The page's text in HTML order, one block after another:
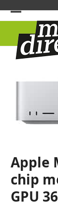
Open
mobile
menu
Close
mobile
menu
Apple
chip
GPU